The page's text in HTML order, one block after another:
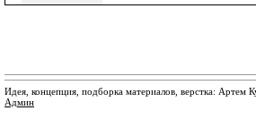
Идея, концепция, подборка материалов, верстка: Артем
Админ